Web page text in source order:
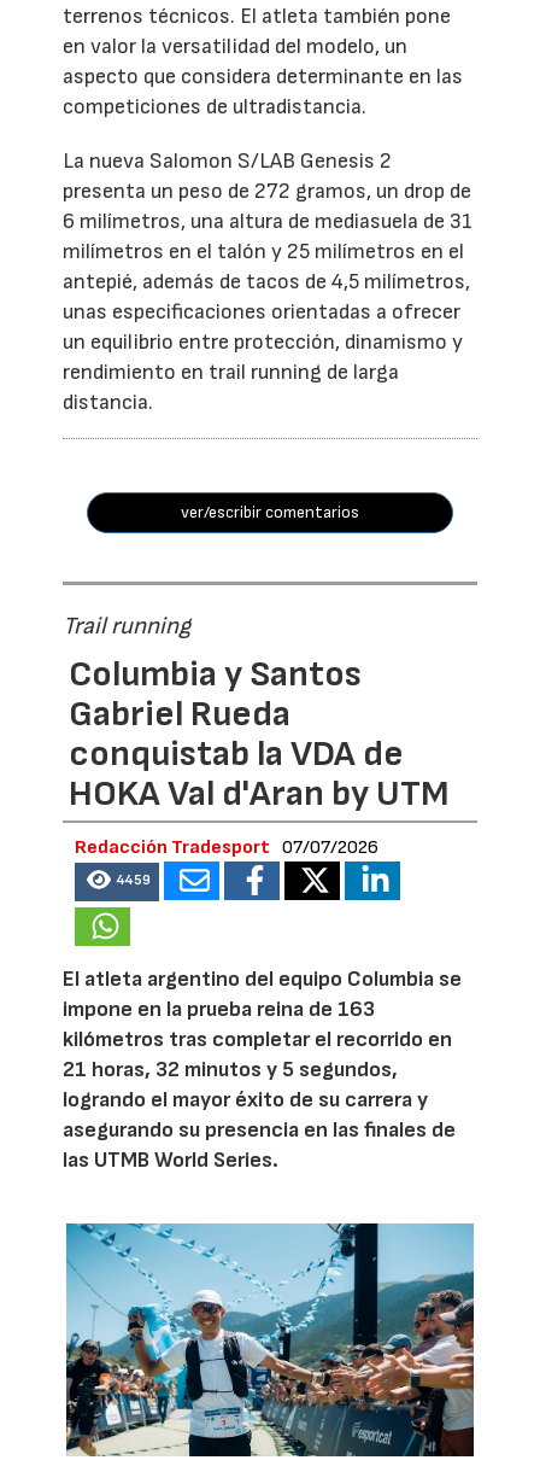
terrenos técnicos. El atleta también pone
en valor la versatilidad del modelo, un
aspecto que considera determinante en las
competiciones de ultradistancia.
La nueva Salomon S/LAB Genesis 2
presenta un peso de 272 gramos, un drop de
6 milímetros, una altura de mediasuela de 31
milímetros en el talón y 25 milímetros en el
antepié, además de tacos de 4,5 milímetros,
unas especificaciones orientadas a ofrecer
un equilibrio entre protección, dinamismo y
rendimiento en trail running de larga
distancia.
ver/escribir comentarios
Trail running
Columbia y Santos
Gabriel Rueda
conquistab la VDA de
HOKA Val d'Aran by UTM
Redacción Tradesport 07/07/2026
4459
El atleta argentino del equipo Columbia se
impone en la prueba reina de 163
kilómetros tras completar el recorrido en
21 horas, 32 minutos y 5 segundos,
logrando el mayor éxito de su carrera y
asegurando su presencia en las finales de
las UTMB World Series.